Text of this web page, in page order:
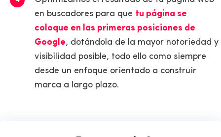
en buscadores para que tu página se
coloque en las primeras posiciones de
Google, dotándola de la mayor notoriedad y
visibilidad posible, todo ello como siempre
desde un enfoque orientado a construir
marca a largo plazo.